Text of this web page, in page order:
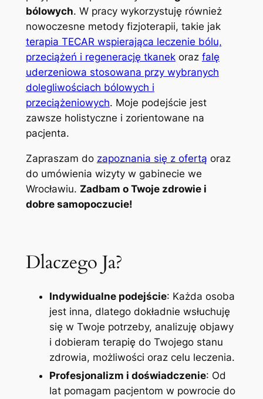
bólowych. W pracy wykorzystuję również
nowoczesne metody fizjoterapii, takie jak
terapia TECAR wspierająca leczenie bólu,
przeciążeń i regenerację tkanekoraz falę
uderzeniowa stosowana przy wybranych
dolegliwościach bólowych i
przeciążeniowych. Moje podejście jest
zawsze holistyczne i zorientowane na
pacjenta.
Zapraszam do zapoznania się z ofertą oraz
do umówienia wizyty w gabinecie we
Wrocławiu. Zadbam o Twoje zdrowie i
dobre samopoczucie!
Dlaczego Ja?
Indywidualne podejście: Każda osoba
jest inna, dlatego dokładnie wsłuchuję
się w Twoje potrzeby, analizuję objawy
i dobieram terapię do Twojego stanu
zdrowia, możliwości oraz celu leczenia.
Profesjonalizm i doświadczenie: Od
lat pomagam pacjentom w powrocie do